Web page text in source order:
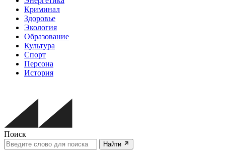
Криминал
Здоровье
Экология
Образование
Культура
Спорт
Персона
История
Поиск
Найти